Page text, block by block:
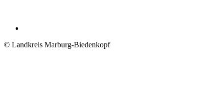
© Landkreis Marburg-Biedenkopf